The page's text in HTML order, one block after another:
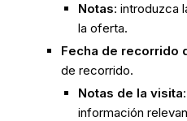
Notas: introduzca
la oferta.
Fecha de recorrido
de recorrido.
Notas de la visita
información